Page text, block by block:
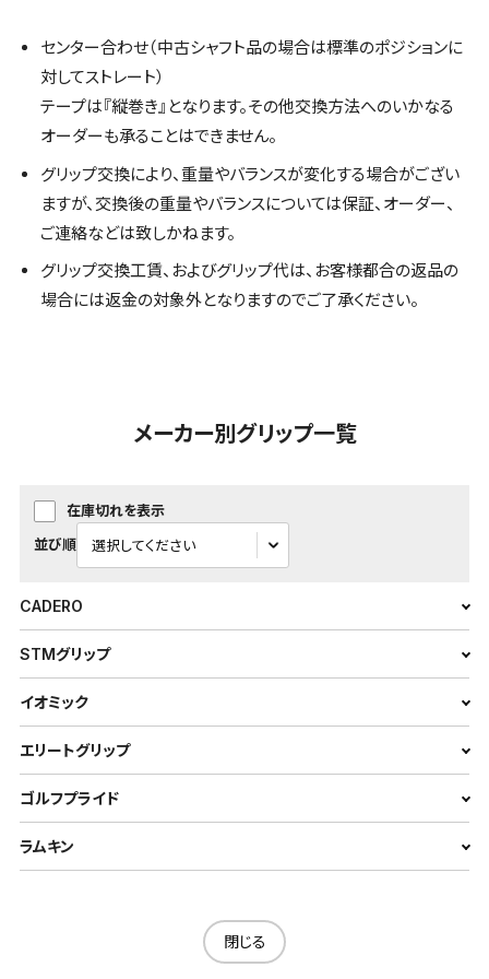
センター合わせ（中古シャフト品の場合は標準のポジションに
対してストレート）
テープは『縦巻き』となります。その他交換方法へのいかなる
オーダーも承ることはできません。
グリップ交換により、重量やバランスが変化する場合がござい
ますが、交換後の重量やバランスについては保証、オーダー、
ご連絡などは致しかねます。
グリップ交換工賃、およびグリップ代は、お客様都合の返品の
場合には返金の対象外となりますのでご了承ください。
メーカー別グリップ一覧
在庫切れを表示
並び順
CADERO
STMグリップ
イオミック
エリートグリップ
ゴルフプライド
ラムキン
閉じる